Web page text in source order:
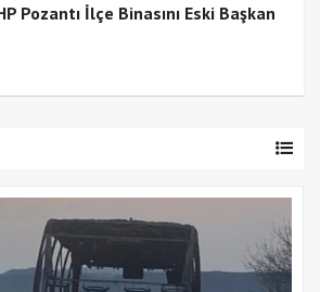
Pozantı İlçe Binasını Eski Başkan